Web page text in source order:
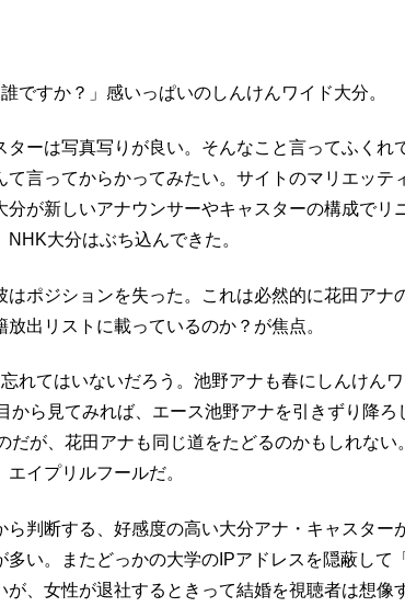
ですか？」感いっぱいのしんけんワイド大分。
ーは写真写りが良い。そんなこと言ってふくれ
言ってからかってみたい。サイトのマリエッテ
が新しいアナウンサーやキャスターの構成でリ
大分はぶち込んできた。
ポジションを失った。これは必然的に花田アナ
出リストに載っているのか？が焦点。
れてはいないだろう。池野アナも春にしんけんワ
から見てみれば、エース池野アナを引きずり降ろ
だが、花田アナも同じ道をたどるのかもしれない
イプリルフールだ。
判断する、好感度の高い大分アナ・キャスター
い。またどっかの大学のIPアドレスを隠蔽して
、女性が退社するときって結婚を視聴者は想像